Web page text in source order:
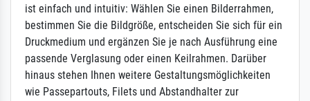
ist einfach und intuitiv: Wählen Sie einen Bilderrahmen,
bestimmen Sie die Bildgröße, entscheiden Sie sich für ein
Druckmedium und ergänzen Sie je nach Ausführung eine
passende Verglasung oder einen Keilrahmen. Darüber
hinaus stehen Ihnen weitere Gestaltungsmöglichkeiten
wie Passepartouts, Filets und Abstandhalter zur